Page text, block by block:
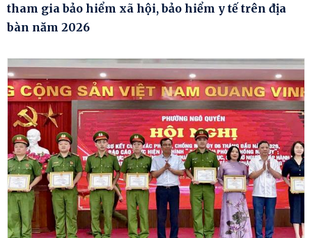
tham gia bảo hiểm xã hội, bảo hiểm y tế trên địa
bàn năm 2026